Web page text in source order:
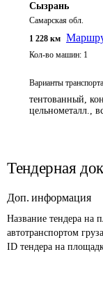
Сызрань
Самарская обл.
1 228 км
Кол-во машин: 1
Варианты транспорта
тентованный,
цельнометалл.,
Тендерная
Доп. информация
Название тендера на
автотранспортом
ID тендера на